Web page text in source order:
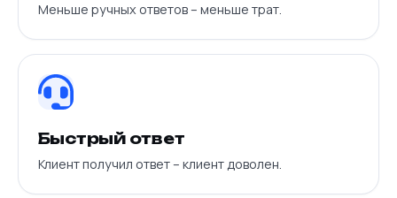
Меньше ручных ответов – меньше трат.
Быстрый ответ
Клиент получил ответ – клиент доволен.